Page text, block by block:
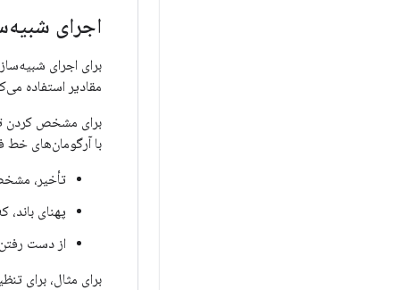
اجرای
برای اجرای
مقادیر استفاده
برای مشخص کردن
با آرگومان‌های خط
تأخیر،
پهنای
از دست
برای مثال، برای تنظیم تأخیر ۳۰۰ میلی‌ثانیه، پهنای باند ۱۰۰ کیلوبیت و ۵۰٪